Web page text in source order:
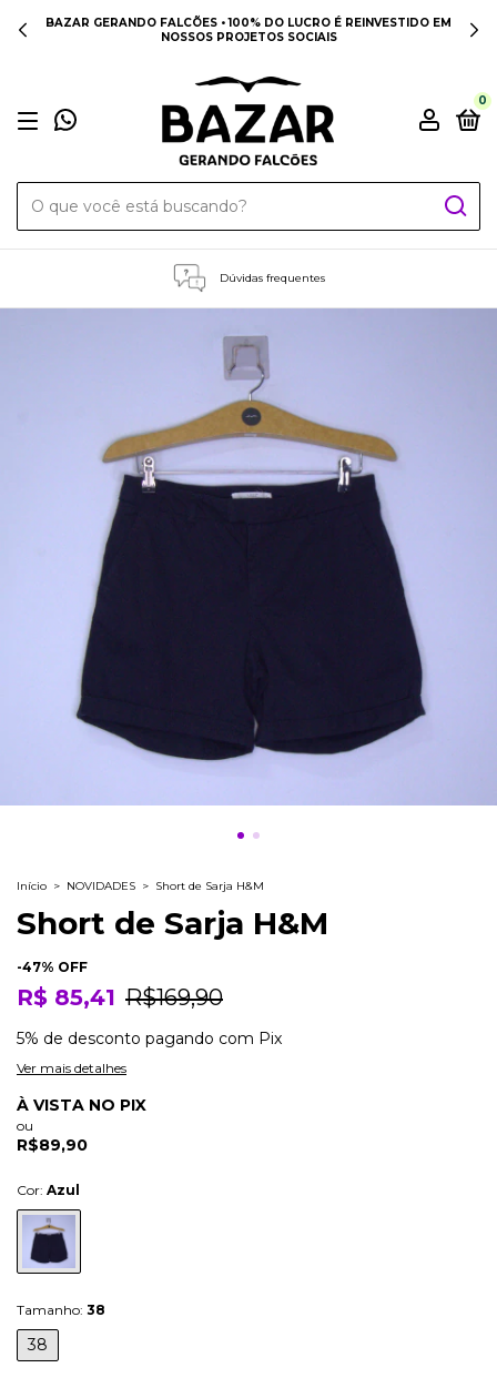
BAZAR GERANDO FALCÕES • 100% DO LUCRO É REINVESTIDO EM
NOSSOS PROJETOS SOCIAIS
0
Dúvidas frequentes
Início > NOVIDADES > Short de Sarja H&M
Short de Sarja H&M
-47% OFF
R$ 85,41 R$169,90
5% de desconto pagando com Pix
Ver mais detalhes
À VISTA NO PIX
ou
R$89,90
Cor: Azul
Tamanho: 38
38